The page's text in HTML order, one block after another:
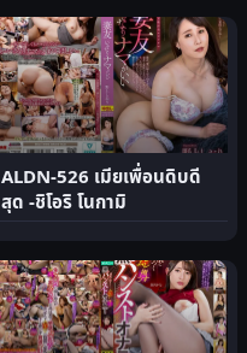
ALDN-526 เมียเพื่อนดิบดี
สุด -ชิโอริ โนกามิ